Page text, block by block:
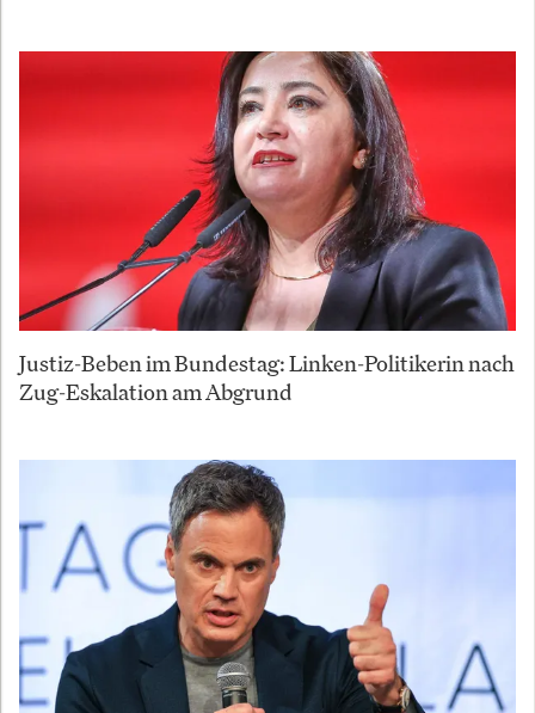
Justiz-Beben im Bundestag: Linken-Politikerin nach
Zug-Eskalation am Abgrund